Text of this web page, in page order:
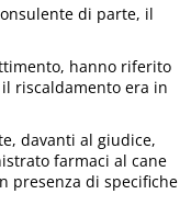
di parte, il
hanno riferito
riscaldamento era in
davanti al giudice,
farmaci al cane
presenza di specifiche